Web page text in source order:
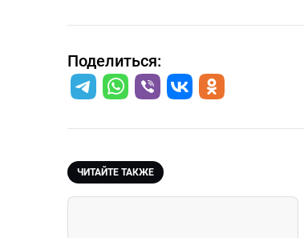
Поделиться:
ЧИТАЙТЕ ТАКЖЕ